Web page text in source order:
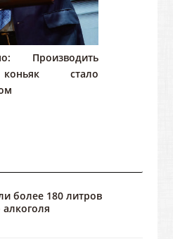
Производить
стало
более 180 литров
алкоголя